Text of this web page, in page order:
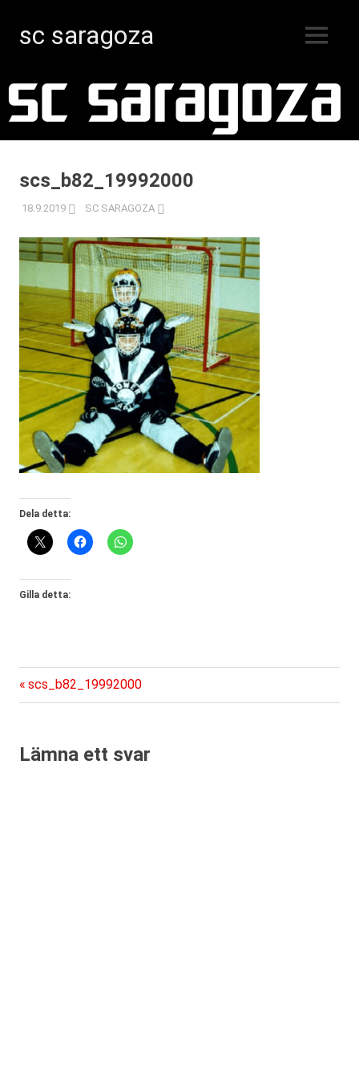
innehåll
sc saragoza
Kristinestad
sedan
MENY
scs_b82_19992000
18.9.2019 SC SARAGOZA
Dela detta:
Gilla detta:
Inläggsnavigering
Föregående
inlägg:
scs_b82_19992000
Lämna ett svar